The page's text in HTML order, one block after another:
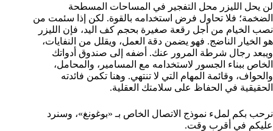
لن يحل الليزر محل التفجير في المساحات المسطحة
الضخمة؛ فلا تحاول فرض استخدامه بالقوة. لكن إذا سئمت من
نصب الخيام من أجل رقعة صغيرة بحجم كف اليد، فإن الليزر
هو الخيار الناضج. فهو يضمن دقة العمل، ويقلل من النفايات،
ويبعد رجال شرطة المرور عنك. أضفه إلى صندوق أدواتك
الخاص ببناء الجسور لاستخدامه مع المسامير، والمحامل،
والحواف، وقائمة المهام التي لا تنتهي. وهنا تكمن فائدته
الحقيقية في الحفاظ على سلامتك العقلية.
نرحب بكم لملء نموذج الاتصال الخاص بـ «بوغونغ»، وسنرد
عليكم في أقرب وقت.